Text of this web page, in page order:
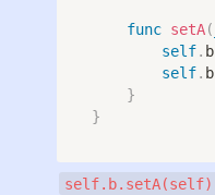
func setA(
self. b
self. b
}
}
self.b.setA(self)